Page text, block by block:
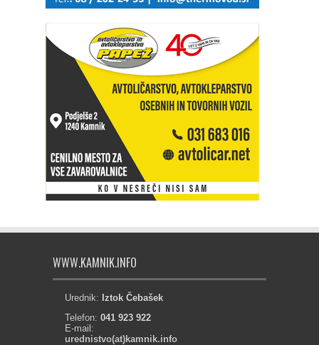
WWW.KAMNIK.INFO
Urednik: Iztok Čebašek
Telefon: 041 923 922
E-mail:
urednistvo(at)kamnik.info